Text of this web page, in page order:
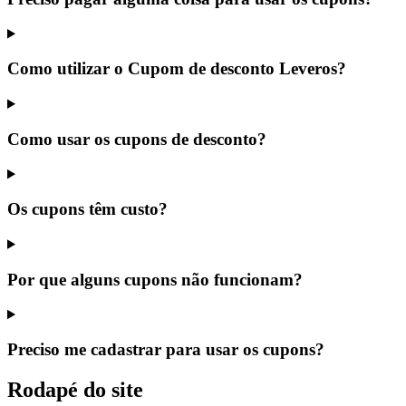
Como utilizar o Cupom de desconto Leveros?
Como usar os cupons de desconto?
Os cupons têm custo?
Por que alguns cupons não funcionam?
Preciso me cadastrar para usar os cupons?
Rodapé do site